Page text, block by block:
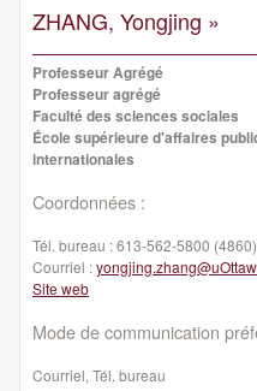
ZHANG, Yongjing »
Professeur Agrégé
Professeur agrégé
Faculté des sciences sociales
École supérieure d'affaires
internationales
Coordonnées :
Tél. bureau :613-562-5800 (4860)
Courriel :
Site web
Mode de communication
Courriel, Tél. bureau